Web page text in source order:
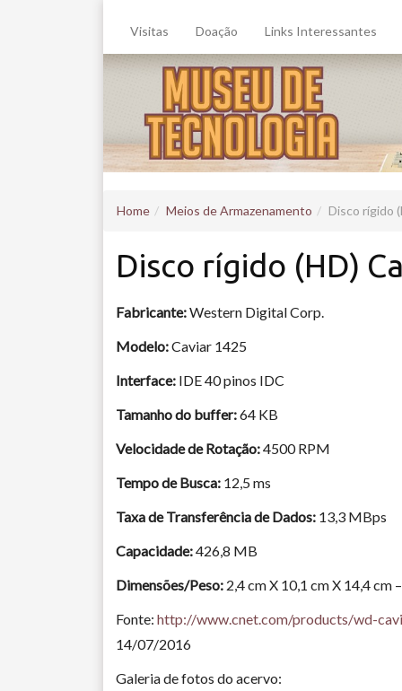
Visitas Doação Links Interessantes
Home Meios de Armazenamento Disco rígido
Disco rígido (HD)
Fabricante:Western Digital Corp.
Modelo:Caviar 1425
Interface: IDE 40 pinos IDC
Tamanho do buffer:64 KB
Velocidade de Rotação:4500 RPM
Tempo de Busca:12,5 ms
Taxa de Transferência de Dados:13,3 MBps
Capacidade:426,8 MB
Dimensões/Peso: 2,4 cm X 10,1 cm X 14,4 cm
Fonte: http://www.cnet.com/products/wd-
14/07/2016
Galeria de fotos do acervo: